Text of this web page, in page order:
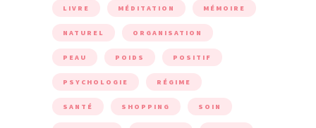
LIVRE MÉDITATION MÉMOIRE
NATUREL ORGANISATION
PEAU POIDS POSITIF
PSYCHOLOGIE RÉGIME
SANTÉ SHOPPING SOIN